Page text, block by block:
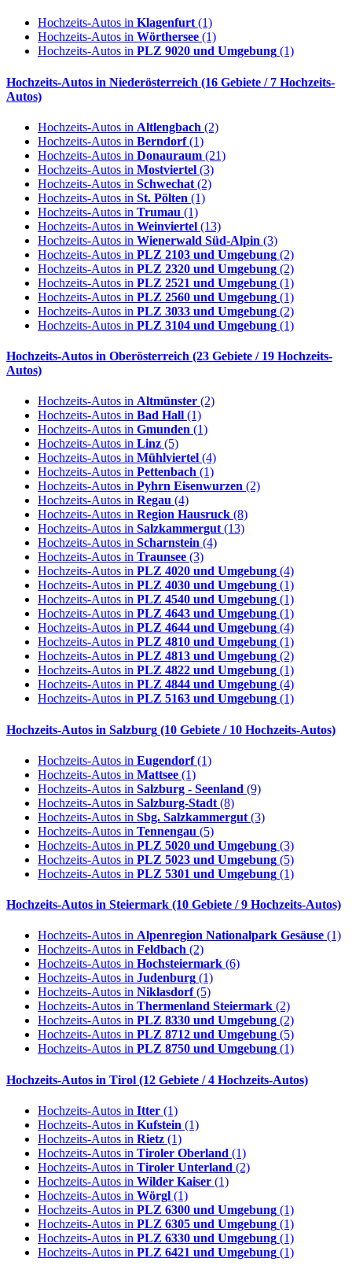
Hochzeits-Autos in Klagenfurt (1)
Hochzeits-Autos in Wörthersee (1)
Hochzeits-Autos in PLZ 9020 und Umgebung (1)
Hochzeits-Autos in Niederösterreich (16 Gebiete / 7 Hochzeits-
Autos)
Hochzeits-Autos in Altlengbach (2)
Hochzeits-Autos in Berndorf(1)
Hochzeits-Autos in Donauraum (21)
Hochzeits-Autos in Mostviertel (3)
Hochzeits-Autos in Schwechat (2)
Hochzeits-Autos in St. Pölten (1)
Hochzeits-Autos in Trumau (1)
Hochzeits-Autos in Weinviertel (13)
Hochzeits-Autos in Wienerwald Süd-Alpin (3)
Hochzeits-Autos in PLZ 2103 und Umgebung (2)
Hochzeits-Autos in PLZ 2320 und Umgebung (2)
Hochzeits-Autos in PLZ 2521 und Umgebung (1)
Hochzeits-Autos in PLZ 2560 und Umgebung (1)
Hochzeits-Autos in PLZ 3033 und Umgebung (2)
Hochzeits-Autos in PLZ 3104 und Umgebung (1)
Hochzeits-Autos in Oberösterreich (23 Gebiete / 19 Hochzeits-
Autos)
Hochzeits-Autos in Altmünster (2)
Hochzeits-Autos in Bad Hall (1)
Hochzeits-Autos in Gmunden (1)
Hochzeits-Autos in Linz (5)
Hochzeits-Autos in Mühlviertel (4)
Hochzeits-Autos in Pettenbach (1)
Hochzeits-Autos in Pyhrn Eisenwurzen (2)
Hochzeits-Autos in Regau (4)
Hochzeits-Autos in Region Hausruck (8)
Hochzeits-Autos in Salzkammergut(13)
Hochzeits-Autos in Scharnstein (4)
Hochzeits-Autos in Traunsee (3)
Hochzeits-Autos in PLZ 4020 und Umgebung (4)
Hochzeits-Autos in PLZ 4030 und Umgebung (1)
Hochzeits-Autos in PLZ 4540 und Umgebung (1)
Hochzeits-Autos in PLZ 4643 und Umgebung (1)
Hochzeits-Autos in PLZ 4644 und Umgebung (4)
Hochzeits-Autos in PLZ 4810 und Umgebung (1)
Hochzeits-Autos in PLZ 4813 und Umgebung (2)
Hochzeits-Autos in PLZ 4822 und Umgebung (1)
Hochzeits-Autos in PLZ 4844 und Umgebung (4)
Hochzeits-Autos in PLZ 5163 und Umgebung (1)
Hochzeits-Autos in Salzburg (10 Gebiete / 10 Hochzeits-Autos)
Hochzeits-Autos in Eugendorf(1)
Hochzeits-Autos in Mattsee (1)
Hochzeits-Autos in Salzburg - Seenland (9)
Hochzeits-Autos in Salzburg-Stadt (8)
Hochzeits-Autos in Sbg. Salzkammergut (3)
Hochzeits-Autos in Tennengau (5)
Hochzeits-Autos in PLZ 5020 und Umgebung (3)
Hochzeits-Autos in PLZ 5023 und Umgebung (5)
Hochzeits-Autos in PLZ 5301 und Umgebung (1)
Hochzeits-Autos in Steiermark (10 Gebiete / 9 Hochzeits-Autos)
Hochzeits-Autos in Alpenregion Nationalpark Gesäuse (1)
Hochzeits-Autos in Feldbach (2)
Hochzeits-Autos in Hochsteiermark (6)
Hochzeits-Autos in Judenburg (1)
Hochzeits-Autos in Niklasdorf(5)
Hochzeits-Autos in Thermenland Steiermark (2)
Hochzeits-Autos in PLZ 8330 und Umgebung (2)
Hochzeits-Autos in PLZ 8712 und Umgebung (5)
Hochzeits-Autos in PLZ 8750 und Umgebung (1)
Hochzeits-Autos in Tirol (12 Gebiete / 4 Hochzeits-Autos)
Hochzeits-Autos in Itter (1)
Hochzeits-Autos in Kufstein (1)
Hochzeits-Autos in Rietz (1)
Hochzeits-Autos in Tiroler Oberland (1)
Hochzeits-Autos in Tiroler Unterland (2)
Hochzeits-Autos in Wilder Kaiser (1)
Hochzeits-Autos in Wörgl (1)
Hochzeits-Autos in PLZ 6300 und Umgebung (1)
Hochzeits-Autos in PLZ 6305 und Umgebung (1)
Hochzeits-Autos in PLZ 6330 und Umgebung (1)
Hochzeits-Autos in PLZ 6421 und Umgebung (1)